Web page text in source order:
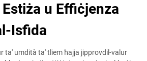
u Effiċjenza
Isfida
ta' umdità ta' tliem ħajja jipprovdil-valur